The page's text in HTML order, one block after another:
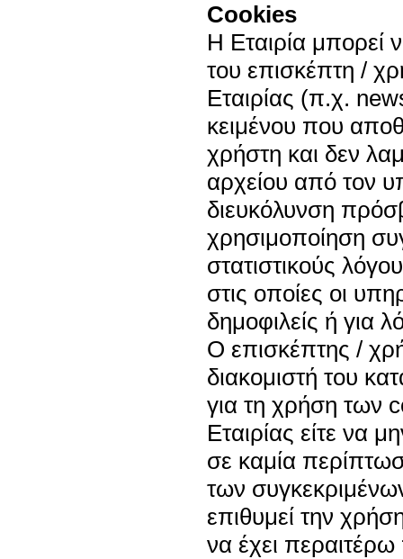
Cookies
Η Εταιρία μπορεί
του επισκέπτη /
Εταιρίας (π.χ.
κειμένου που
χρήστη και δεν
αρχείου από τον
διευκόλυνση
χρησιμοποίηση
στατιστικούς
στις οποίες οι
δημοφιλείς ή για
Ο επισκέπτης /
διακομιστή του
για τη χρήση των
Εταιρίας είτε να
σε καμία
των
επιθυμεί την
να έχει